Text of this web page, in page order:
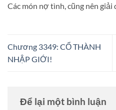
Các món nợ tình, cũng nên giải
Chương 3349: CỔ THÀNH
NHẬP GIỚI!
Để lại một bình luận